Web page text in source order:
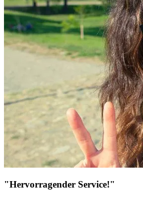
"Hervorragender Service!"